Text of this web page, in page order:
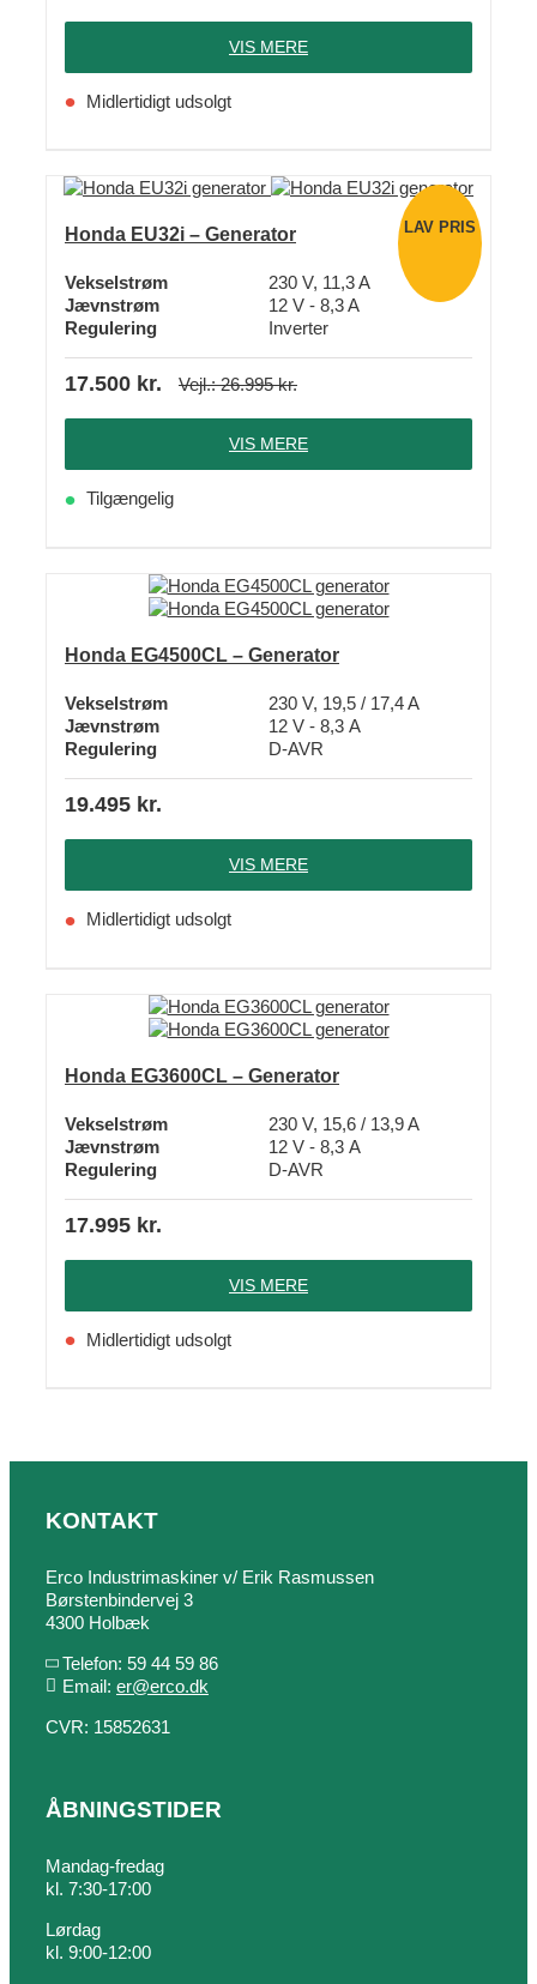
VIS MERE
Midlertidigt udsolgt
LAV PRIS
Honda EU32i – Generator
Vekselstrøm
230 V, 11,3 A
Jævnstrøm
12 V - 8,3 A
Regulering
Inverter
17.500 kr. Vejl.:26.995kr.
VIS MERE
Tilgængelig
Honda EG4500CL – Generator
Vekselstrøm
230 V, 19,5 / 17,4 A
Jævnstrøm
12 V - 8,3 A
Regulering
D-AVR
19.495 kr.
VIS MERE
Midlertidigt udsolgt
Honda EG3600CL – Generator
Vekselstrøm
230 V, 15,6 / 13,9 A
Jævnstrøm
12 V - 8,3 A
Regulering
D-AVR
17.995 kr.
VIS MERE
Midlertidigt udsolgt
KONTAKT
Erco Industrimaskiner v/ Erik Rasmussen
Børstenbindervej 3
4300 Holbæk
Telefon: 59 44 59 86
Email: er@erco.dk
CVR: 15852631
ÅBNINGSTIDER
Mandag-fredag
kl. 7:30-17:00
Lørdag
kl. 9:00-12:00